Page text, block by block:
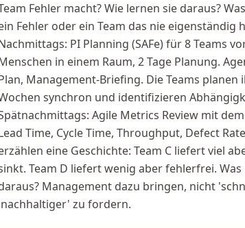
Fehler macht? Wie lernen sie daraus?
Fehler oder ein Team das nie eigenständig
PI Planning (SAFe) für 8 Teams
in einem Raum, 2 Tage Planung.
Management-Briefing. Die Teams planen
synchron und identifizieren
Agile Metrics Review mit
Time, Cycle Time, Throughput, Defect
eine Geschichte: Team C liefert viel
Team D liefert wenig aber fehlerfrei.
Management dazu bringen, nicht
zu fordern.